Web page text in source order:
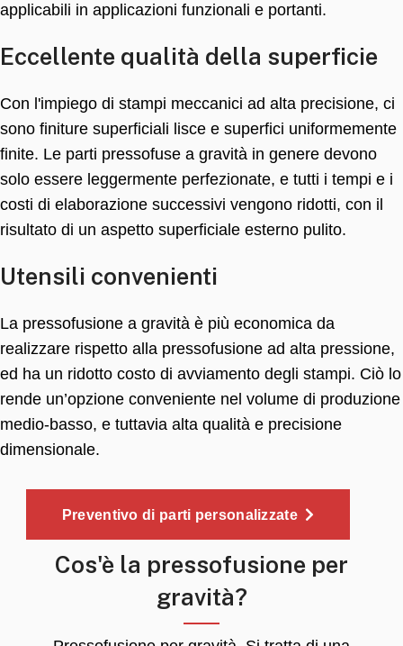
applicabili in applicazioni funzionali e portanti.
Eccellente qualità della superficie
Con l'impiego di stampi meccanici ad alta precisione, ci
sono finiture superficiali lisce e superfici uniformemente
finite. Le parti pressofuse a gravità in genere devono
solo essere leggermente perfezionate, e tutti i tempi e i
costi di elaborazione successivi vengono ridotti, con il
risultato di un aspetto superficiale esterno pulito.
Utensili convenienti
La pressofusione a gravità è più economica da
realizzare rispetto alla pressofusione ad alta pressione,
ed ha un ridotto costo di avviamento degli stampi. Ciò lo
rende un’opzione conveniente nel volume di produzione
medio-basso, e tuttavia alta qualità e precisione
dimensionale.
Preventivo di parti personalizzate
Cos'è la pressofusione per
gravità?